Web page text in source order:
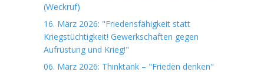
(Weckruf)
16. März 2026: "Friedensfähigkeit statt
Kriegstüchtigkeit! Gewerkschaften gegen
Aufrüstung und Krieg!"
06. März 2026: Thinktank – "Frieden denken"